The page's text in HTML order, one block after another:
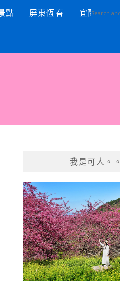
點 屏東恆春 宜蘭景點
我是可人。。